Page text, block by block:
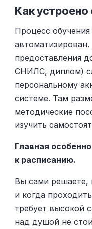
Как устроено
Процесс
предоставления
СНИЛС, диплом)
персональному
системе. Там
методические
изучить
Главная
к расписанию.
Вы сами решаете,
и когда
требует высокой
над душой не